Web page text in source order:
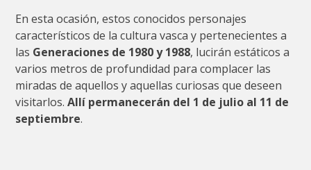
En esta ocasión, estos conocidos personajes
característicos de la cultura vasca y pertenecientes a
las Generaciones de 1980 y 1988, lucirán estáticos a
varios metros de profundidad para complacer las
miradas de aquellos y aquellas curiosas que deseen
visitarlos.Allí permanecerán del 1 de julio al 11 de
septiembre.